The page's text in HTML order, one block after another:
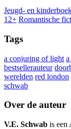
Jeugd- en
12+ Romantische
Tags
a conjuring of light
bestsellerauteur
werelden red london
schwab
Over de auteur
V.E. Schwab is een